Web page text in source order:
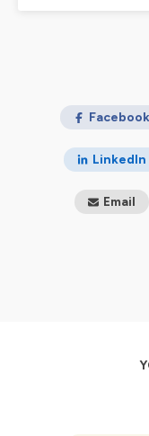
Facebook
LinkedIn
Email